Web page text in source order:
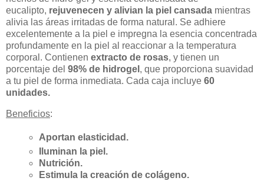
eucalipto, rejuvenecen y alivian la piel cansada mientras
alivia las áreas irritadas de forma natural . Se adhiere
excelentemente a la piel e impregna la esencia concentrada
profundamente en la piel al reaccionar a la temperatura
corporal. Contienen extracto de rosas, y tienen un
porcentaje del 98% de hidrogel , que proporciona suavidad
a tu piel de forma inmediata. Cada caja incluye 60
unidades.
Beneficios:
Aportan elasticidad.
Iluminan la piel.
Nutrición.
Estimula la creación de colágeno.